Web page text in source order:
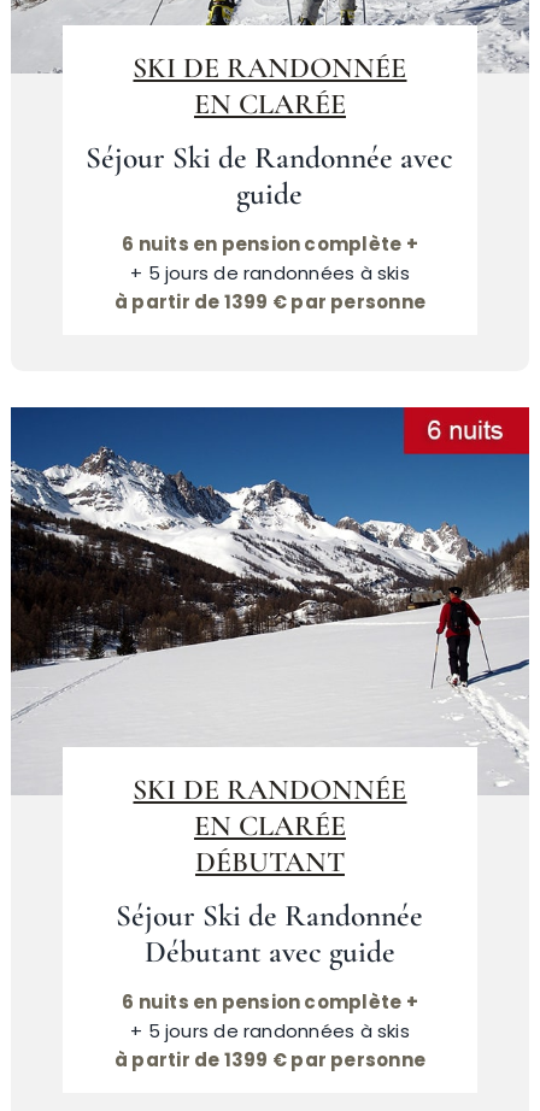
SKI DE RANDONNÉE
EN CLARÉE
Séjour Ski de Randonnée avec
guide
6 nuits en pension complète +
+ 5 jours de randonnées à skis
à partir de 1399 € par personne
SKI DE RANDONNÉE
EN CLARÉE
DÉBUTANT
Séjour Ski de Randonnée
Débutant avec guide
6 nuits en pension complète +
+ 5 jours de randonnées à skis
à partir de 1399 € par personne